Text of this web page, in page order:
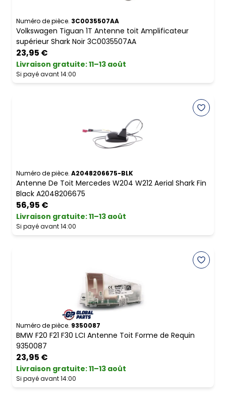
Numéro de pièce. 3C0035507AA
Volkswagen Tiguan 1T Antenne toit Amplificateur
supérieur Shark Noir 3C0035507AA
23,95 €
Livraison gratuite:11–13 août
Si payé avant 14:00
Numéro de pièce. A2048206675-BLK
Antenne De Toit Mercedes W204 W212 Aerial Shark Fin
Black A2048206675
56,95 €
Livraison gratuite:11–13 août
Si payé avant 14:00
Numéro de pièce. 9350087
BMW F20 F21 F30 LCI Antenne Toit Forme de Requin
9350087
23,95 €
Livraison gratuite:11–13 août
Si payé avant 14:00